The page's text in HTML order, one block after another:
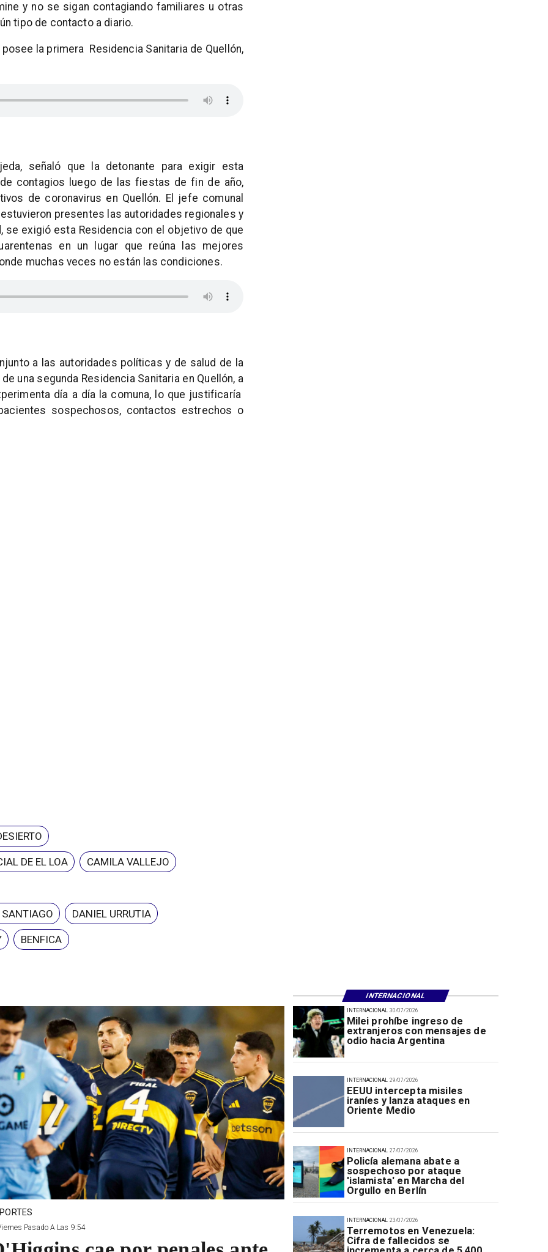
y no se sigan contagiando familiares u otras
tipo de contacto a diario.
la primera Residencia Sanitaria de Quellón,
señaló que la detonante para exigir esta
contagios luego de las fiestas de fin de año,
de coronavirus en Quellón. El jefe comunal
presentes las autoridades regionales y
se exigió esta Residencia con el objetivo de que
en un lugar que reúna las mejores
muchas veces no están las condiciones.
a las autoridades políticas y de salud de la
una segunda Residencia Sanitaria en Quellón, a
día a día la comuna, lo que justificaría
sospechosos, contactos estrechos o
DE EL LOA CAMILA VALLEJO
DANIEL URRUTIA
BENFICA
30/07/2026
Milei prohíbe ingreso de
extranjeros con mensajes de
odio hacia Argentina
INTERNACIONAL
29/07/2026
EEUU intercepta misiles
iraníes y lanza ataques en
Oriente Medio
INTERNACIONAL
27/07/2026
Policía alemana abate a
sospechoso por ataque
'islamista' en Marcha del
Orgullo en Berlín
INTERNACIONAL
23/07/2026
Terremotos en Venezuela:
Cifra de fallecidos se
INTERNACIONAL
Pasado A Las 9:54
INTERNACIONAL